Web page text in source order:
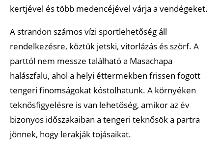
kertjével és több medencéjével várja a vendégeket.
A strandon számos vízi sportlehetőség áll
rendelkezésre, köztük jetski, vitorlázás és szörf. A
parttól nem messze található a Masachapa
halászfalu, ahol a helyi éttermekben frissen fogott
tengeri finomságokat kóstolhatunk. A környéken
teknősfigyelésre is van lehetőség, amikor az év
bizonyos időszakaiban a tengeri teknősök a partra
jönnek, hogy lerakják tojásaikat.